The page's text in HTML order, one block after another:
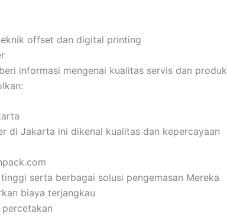
offset dan digital printing
informasi mengenai kualitas servis dan produk
di Jakarta ini dikenal kualitas dan kepercayaan
serta berbagai solusi pengemasan Mereka
biaya terjangkau